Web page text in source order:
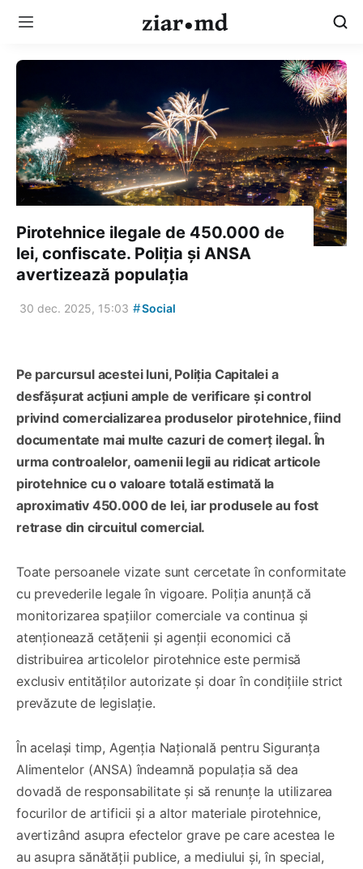
Pirotehnice ilegale de 450.000 de
lei, confiscate. Poliția și ANSA
avertizează populația
30 dec. 2025, 15:03 #Social
Pe parcursul acestei luni, Poliția Capitalei a
desfășurat acțiuni ample de verificare și control
privind comercializarea produselor pirotehnice, fiind
documentate mai multe cazuri de comerț ilegal. În
urma controalelor, oamenii legii au ridicat articole
pirotehnice cu o valoare totală estimată la
aproximativ 450.000 de lei, iar produsele au fost
retrase din circuitul comercial.
Toate persoanele vizate sunt cercetate în conformitate
cu prevederile legale în vigoare. Poliția anunță că
monitorizarea spațiilor comerciale va continua și
atenționează cetățenii și agenții economici că
distribuirea articolelor pirotehnice este permisă
exclusiv entităților autorizate și doar în condițiile strict
prevăzute de legislație.
În același timp, Agenția Națională pentru Siguranța
Alimentelor (ANSA) îndeamnă populația să dea
dovadă de responsabilitate și să renunțe la utilizarea
focurilor de artificii și a altor materiale pirotehnice,
avertizând asupra efectelor grave pe care acestea le
au asupra sănătății publice, a mediului și, în special,